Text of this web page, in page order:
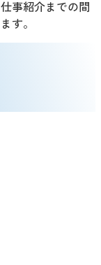
事紹介までの間
す。